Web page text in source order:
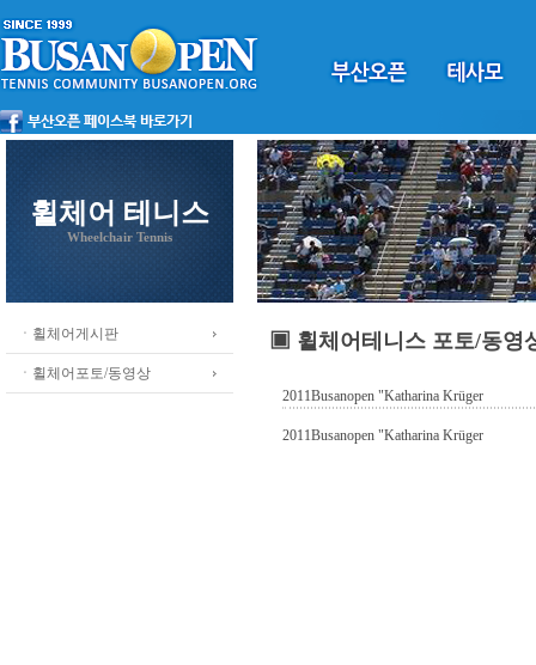
휠체어 테니스
Wheelchair Tennis
ㆍ휠체어게시판
ㆍ휠체어포토/동영상
▣ 휠체어테니스 포토/동
2011Busanopen "Katharina Krüger
2011Busanopen "Katharina Krüger